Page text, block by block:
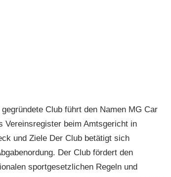
Club führt den Namen MG Car
Vereinsregister beim Amtsgericht in
und Ziele Der Club betätigt sich
Der Club fördert den
sportgesetzlichen Regeln und